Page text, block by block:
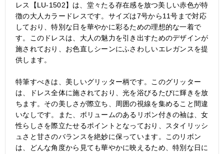
レス【LU-1502】は、堂々たる存在感を放つ美しい赤色が特
徴の大人カラードレスです。サイズは7号から11号まで対応
しており、特別な日を華やかに彩るための理想的な一着で
す。このドレスは、大人の魅力を引き出すためのデザインが
施されており、お色直しシーンにふさわしいエレガンスを提
供します。
特筆すべきは、美しいグリッター柄です。このグリッター
は、ドレス全体に施されており、光を浴びるたびに輝きを放
ちます。その美しさが際立ち、周囲の視線を集めること間違
いなしです。また、ボリュームのあるリボン付きの袖は、女
性らしさを際立たせるポイントとなっており、スタイリッシ
ュさと甘さのバランスを絶妙に保っています。このリボン
は、どんな角度から見ても華やかに映えるため、特別な日に